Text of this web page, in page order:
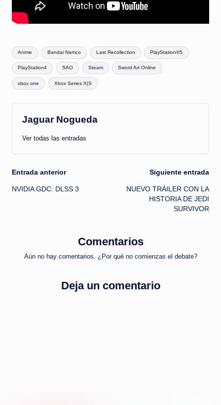
Etiquetas:
Anime Bandai Namco Last Recollection PlayStation®5
PlayStation4 SAO Steam Sword Art Online
xbox one Xbox Series X|S
Jaguar Nogueda
Ver todas las entradas
Navegación
de
Entrada anterior
NVIDIA GDC: DLSS 3
Siguiente entrada
NUEVO TRÁILER CON LA
HISTORIA DE JEDI
SURVIVOR
Comentarios
Aún no hay comentarios. ¿Por qué no comienzas el debate?
Deja un comentario